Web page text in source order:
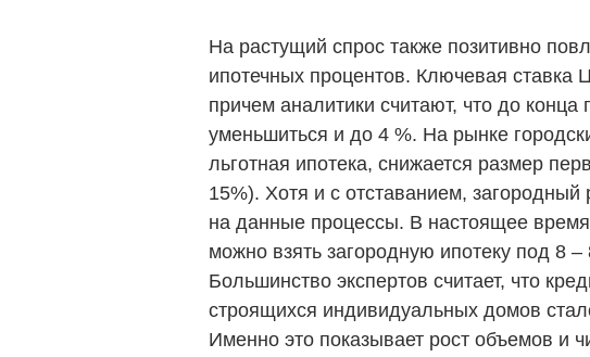
На растущий спрос также позитивно
ипотечных процентов. Ключевая ставка
причем аналитики считают, что до конца
уменьшиться и до 4 %. На рынке
льготная ипотека, снижается размер
15%). Хотя и с отставанием, загородный
на данные процессы. В настоящее
можно взять загородную ипотеку под 8
Большинство экспертов считает, что
строящихся индивидуальных домов
Именно это показывает рост объемов и